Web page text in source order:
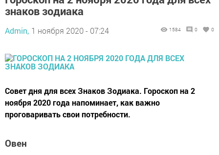
знаков зодиака
Admin, 1 ноября 2020 - 07:24 1584 0 0
Совет дня для всех Знаков Зодиака. Гороскоп на 2
ноября 2020 года напоминает, как важно
проговаривать свои потребности.
Овен